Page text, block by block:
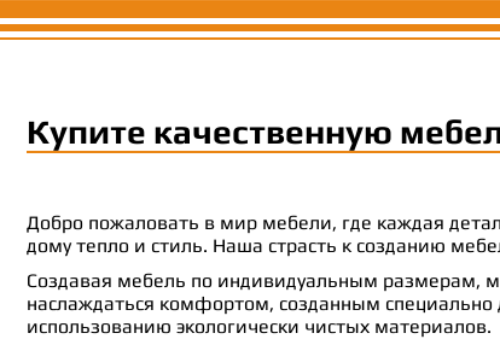
Купите качественную
Добро пожаловать в мир мебели, где каждая
дому тепло и стиль. Наша страсть к созданию
Создавая мебель по индивидуальным размерам,
наслаждаться комфортом, созданным специально
использованию экологически чистых материалов.